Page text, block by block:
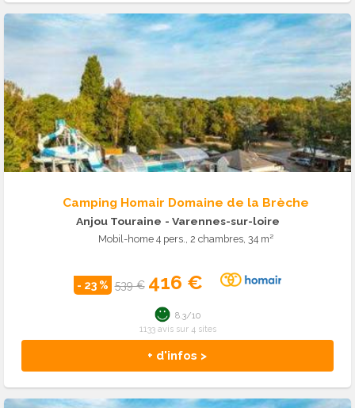
Camping Homair Domaine de la Brèche
Anjou Touraine - Varennes-sur-loire
Mobil-home 4 pers., 2 chambres, 34 m²
- 23 % 539 € 416 €
+ d'infos >
8.3/10
1133 avis sur 4 sites